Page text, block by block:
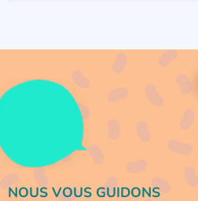
NOUS VOUS GUIDONS